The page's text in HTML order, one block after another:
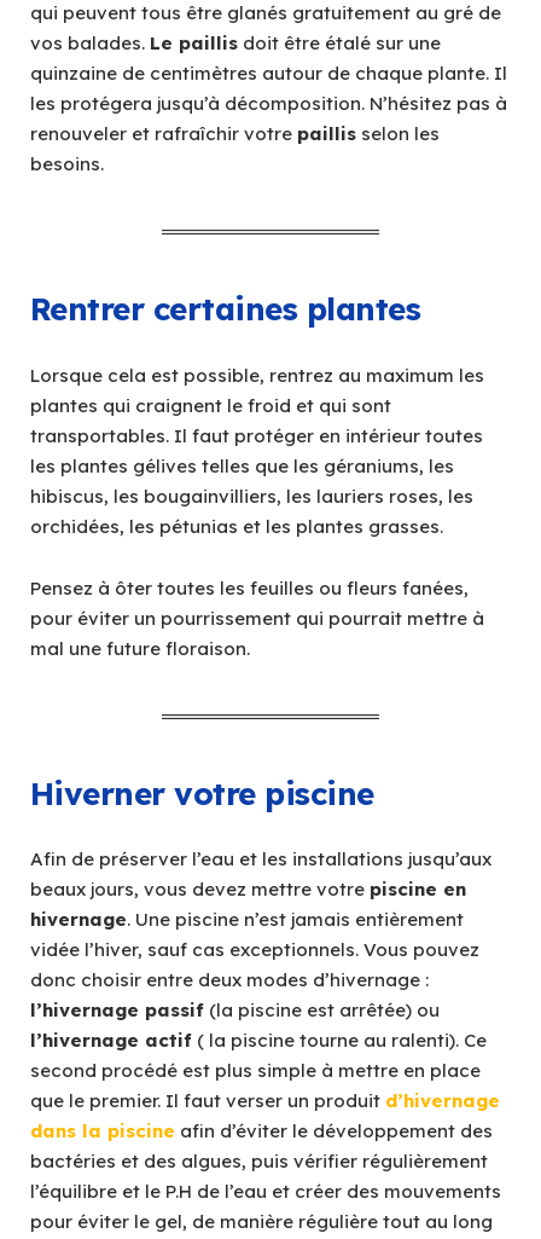
qui peuvent tous être glanés gratuitement au gré de
vos balades. Le paillis doit être étalé sur une
quinzaine de centimètres autour de chaque plante. Il
les protégera jusqu’à décomposition. N’hésitez pas à
renouveler et rafraîchir votre paillis selon les
besoins.
Rentrer certaines plantes
Lorsque cela est possible, rentrez au maximum les
plantes qui craignent le froid et qui sont
transportables. Il faut protéger en intérieur toutes
les plantes gélives telles que les géraniums, les
hibiscus, les bougainvilliers, les lauriers roses, les
orchidées, les pétunias et les plantes grasses.
Pensez à ôter toutes les feuilles ou fleurs fanées,
pour éviter un pourrissement qui pourrait mettre à
mal une future floraison.
Hiverner votre piscine
Afin de préserver l’eau et les installations jusqu’aux
beaux jours, vous devez mettre votre piscine en
hivernage. Une piscine n’est jamais entièrement
vidée l’hiver, sauf cas exceptionnels. Vous pouvez
donc choisir entre deux modes d’hivernage :
l’hivernage passif (la piscine est arrêtée) ou
l’hivernage actif ( la piscine tourne au ralenti). Ce
second procédé est plus simple à mettre en place
que le premier. Il faut verser un produit d’hivernage
dans la piscine afin d’éviter le développement des
bactéries et des algues, puis vérifier régulièrement
l’équilibre et le P.H de l’eau et créer des mouvements
pour éviter le gel, de manière régulière tout au long